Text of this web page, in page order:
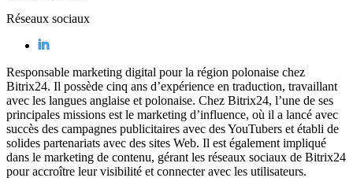
Réseaux sociaux
Responsable marketing digital pour la région polonaise chez
Bitrix24. Il possède cinq ans d’expérience en traduction, travaillant
avec les langues anglaise et polonaise. Chez Bitrix24, l’une de ses
principales missions est le marketing d’influence, où il a lancé avec
succès des campagnes publicitaires avec des YouTubers et établi de
solides partenariats avec des sites Web. Il est également impliqué
dans le marketing de contenu, gérant les réseaux sociaux de Bitrix24
pour accroître leur visibilité et connecter avec les utilisateurs.